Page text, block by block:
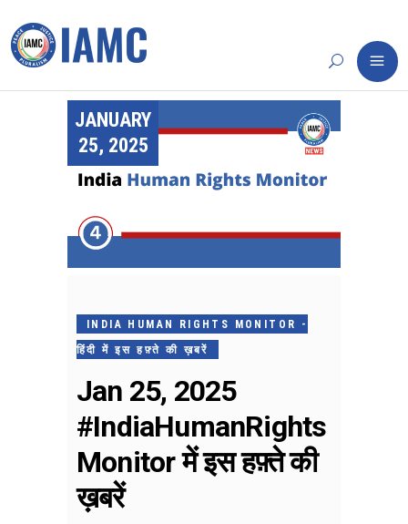
JANUARY
25, 2025
INDIA HUMAN RIGHTS MONITOR -
हिंदी में इस हफ़्ते की ख़बरें
Jan 25, 2025
#IndiaHumanRights
Monitor में इस हफ़्ते की
ख़बरें